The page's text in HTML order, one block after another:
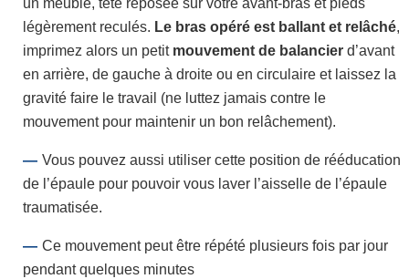
un meuble, tête reposée sur votre avant-bras et pieds
légèrement reculés. Le bras opéré est ballant et relâché,
imprimez alors un petit mouvement de balancierd’avant
en arrière, de gauche à droite ou en circulaire et laissez la
gravité faire le travail (ne luttez jamais contre le
mouvement pour maintenir un bon relâchement).
Vous pouvez aussi utiliser cette position de rééducation
de l’épaule pour pouvoir vous laver l’aisselle de l’épaule
traumatisée.
Ce mouvement peut être répété plusieurs fois par jour
pendant quelques minutes